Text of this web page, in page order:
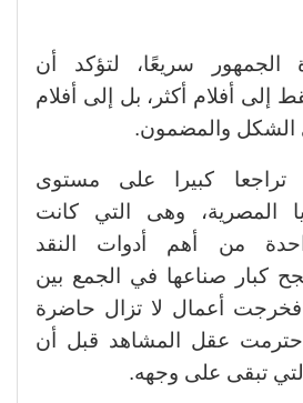
الجمهور سريعًا، لتؤكد أن
إلى أفلام أكثر، بل إلى أفلام
والمضمون.
تراجعا كبيرا على مستوى
المصرية، وهى التي كانت
من أهم أدوات النقد
كبار صناعها في الجمع بين
فخرجت أعمال لا تزال حاضرة
احترمت عقل المشاهد قبل أن
تبقى على وجهه.